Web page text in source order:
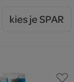
kies je SPAR